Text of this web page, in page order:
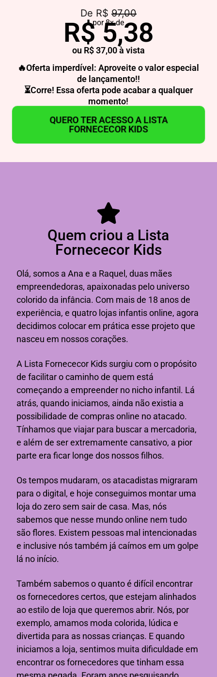
De R$ 97,00
por 8x de
R$ 5,38
ou R$ 37,00 à vista
🔥Oferta imperdível: Aproveite o valor especial
de lançamento!!
⏳Corre! Essa oferta pode acabar a qualquer
momento!
QUERO TER ACESSO A LISTA
FORNECECOR KIDS
Quem criou a Lista
Fornececor Kids
Olá, somos a Ana e a Raquel, duas mães
empreendedoras, apaixonadas pelo universo
colorido da infância. Com mais de 18 anos de
experiência, e quatro lojas infantis online, agora
decidimos colocar em prática esse projeto que
nasceu em nossos corações.
A Lista Fornececor Kids surgiu com o propósito
de facilitar o caminho de quem está
começando a empreender no nicho infantil. Lá
atrás, quando iniciamos, ainda não existia a
possibilidade de compras online no atacado.
Tínhamos que viajar para buscar a mercadoria,
e além de ser extremamente cansativo, a pior
parte era ficar longe dos nossos filhos.
Os tempos mudaram, os atacadistas migraram
para o digital, e hoje conseguimos montar uma
loja do zero sem sair de casa. Mas, nós
sabemos que nesse mundo online nem tudo
são flores. Existem pessoas mal intencionadas
e inclusive nós também já caímos em um golpe
lá no início.
Também sabemos o quanto é difícil encontrar
os fornecedores certos, que estejam alinhados
ao estilo de loja que queremos abrir. Nós, por
exemplo, amamos moda colorida, lúdica e
divertida para as nossas crianças. E quando
iniciamos a loja, sentimos muita dificuldade em
encontrar os fornecedores que tinham essa